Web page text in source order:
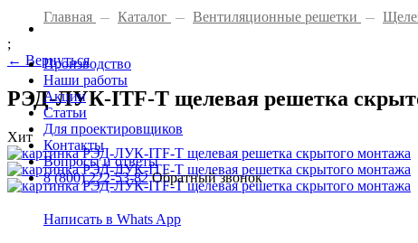
;
← Вернуться
РЭД-ЛУК-ITF-Т щелевая решетка
Хит
Главная Каталог Вентиляционные решетки
Каталог
Производство
Наши работы
Акции
Статьи
Для проектировщиков
Контакты
Вопросы и ответы
8 (800) 222-53-82 Обратный звонок
Написать в Whats App